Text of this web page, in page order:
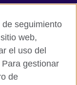
seguimiento
web,
el uso del
gestionar
de